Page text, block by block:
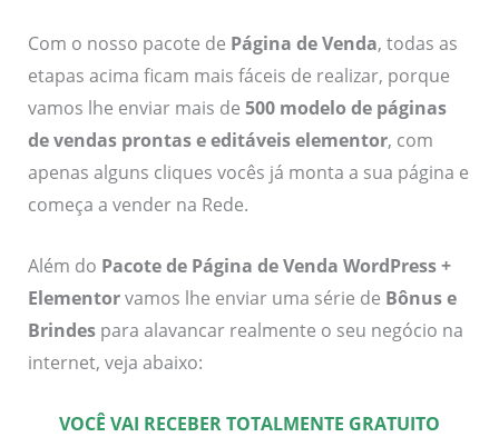
Com o nosso pacote de Página de Venda, todas as
etapas acima ficam mais fáceis de realizar, porque
vamos lhe enviar mais de 500 modelo de páginas
de vendas prontas e editáveis elementor, com
apenas alguns cliques vocês já monta a sua página e
começa a vender na Rede.
Além do Pacote de Página de Venda WordPress +
Elementorvamos lhe enviar uma série de Bônus e
Brindespara alavancar realmente o seu negócio na
internet, veja abaixo:
VOCÊ VAI RECEBER TOTALMENTE GRATUITO